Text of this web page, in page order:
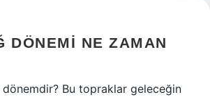
DÖNEMI NE ZAMAN
dönemdir? Bu topraklar geleceğin